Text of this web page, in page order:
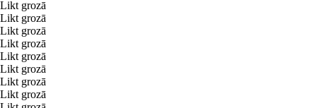
Likt grozā
Likt grozā
Likt grozā
Likt grozā
Likt grozā
Likt grozā
Likt grozā
Likt grozā